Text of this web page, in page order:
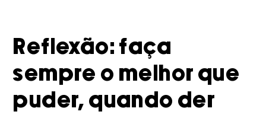
Reflexão: faça
sempre o melhor que
puder, quando der